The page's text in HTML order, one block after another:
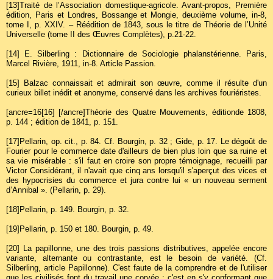
[13]Traité de l’Association domestique-agricole. Avant-propos, Première
édition, Paris et Londres, Bossange et Mongie, deuxième volume, in-8,
tome I, p. XXIV. – Réédition de 1843, sous le titre de Théorie de l’Unité
Universelle (tome II des Œuvres Complètes), p.21-22.
[14]
E. Silberling : Dictionnaire de Sociologie phalanstérienne. Paris,
Marcel Rivière, 1911, in-8. Article Passion.
[15]
Balzac connaissait et admirait son œuvre, comme il résulte d'un
curieux billet inédit et anonyme, conservé dans les archives fouriéristes.
[ancre=16[16] [/ancre]Théorie des Quatre Mouvements, éditionde 1808,
p. 144 ; édition de 1841, p. 151.
[17] Pellarin, op. cit., p. 84. Cf. Bourgin, p. 32 ; Gide, p. 17. Le dégoût de
Fourier pour le commerce date d'ailleurs de bien plus loin que sa ruine et
sa vie misérable : s'il faut en croire son propre témoignage, recueilli par
Victor Considérant, il n'avait que cinq ans lorsqu'il s'aperçut des vices et
des hypocrisies du commerce et jura contre lui « un nouveau serment
d’Annibal ». (Pellarin, p. 29).
[18] Pellarin, p. 149. Bourgin, p. 32.
[19] Pellarin, p. 150 et 180. Bourgin, p. 49.
[20]
La papillonne, une des trois passions distributives, appelée encore
variante, alternante ou contrastante, est le besoin de variété. (Cf.
Silberling, article Papillonne). C'est faute de la comprendre et de l'utiliser